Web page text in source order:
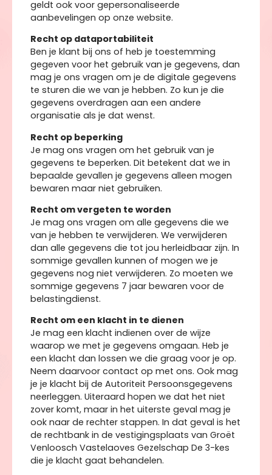
geldt ook voor gepersonaliseerde
aanbevelingen op onze website.
Recht op dataportabiliteit
Ben je klant bij ons of heb je toestemming
gegeven voor het gebruik van je gegevens, dan
mag je ons vragen om je de digitale gegevens
te sturen die we van je hebben. Zo kun je die
gegevens overdragen aan een andere
organisatie als je dat wenst.
Recht op beperking
Je mag ons vragen om het gebruik van je
gegevens te beperken. Dit betekent dat we in
bepaalde gevallen je gegevens alleen mogen
bewaren maar niet gebruiken.
Recht om vergeten te worden
Je mag ons vragen om alle gegevens die we
van je hebben te verwijderen. We verwijderen
dan alle gegevens die tot jou herleidbaar zijn. In
sommige gevallen kunnen of mogen we je
gegevens nog niet verwijderen. Zo moeten we
sommige gegevens 7 jaar bewaren voor de
belastingdienst.
Recht om een klacht in te dienen
Je mag een klacht indienen over de wijze
waarop we met je gegevens omgaan. Heb je
een klacht dan lossen we die graag voor je op.
Neem daarvoor contact op met ons. Ook mag
je je klacht bij de Autoriteit Persoonsgegevens
neerleggen. Uiteraard hopen we dat het niet
zover komt, maar in het uiterste geval mag je
ook naar de rechter stappen. In dat geval is het
de rechtbank in de vestigingsplaats van Groët
Venloosch Vastelaoves Gezelschap De 3-kes
die je klacht gaat behandelen.